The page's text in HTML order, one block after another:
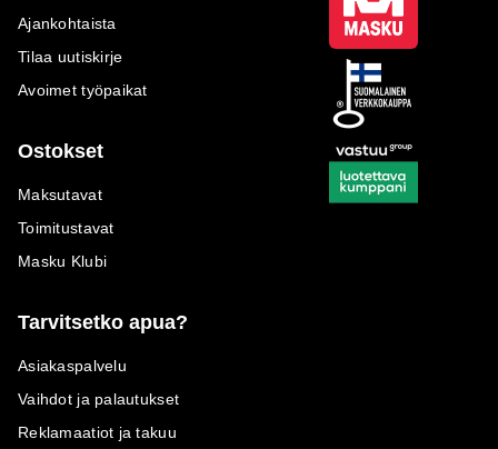
Ajankohtaista
Tilaa uutiskirje
Avoimet työpaikat
Ostokset
Maksutavat
Toimitustavat
Masku Klubi
Tarvitsetko apua?
Asiakaspalvelu
Vaihdot ja palautukset
Reklamaatiot ja takuu